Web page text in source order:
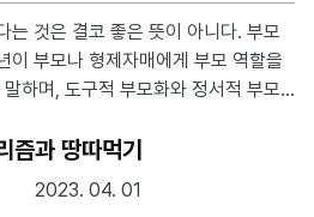
사랑을 유지하는데 도움이 된다. 그러
대방에게 사랑받을 자신감이 부족하
해 의심을 하게 되고, 그것이 연인
것은 결코 좋은 뜻이 아니다. 부모
하며, 도구적 부모화와 정서적 부모
모화는 아동이나 청소년이 부모나 가
재자 역할을 맡아야 할 때 발생한다.
감정적인 부담을 주거나, 자녀를 자신
과 땅따먹기
2023. 04. 01